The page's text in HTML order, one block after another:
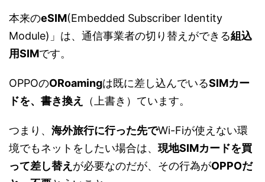
本来のeSIM(Embedded Subscriber Identity
Module)」は、通信事業者の切り替えができる組込
用SIMです。
OPPOのORoamingは既に差し込んでいるSIMカー
ドを、書き換え
（上書き）ています。
つまり、 海外旅行に行った先でWi-Fiが使えない環
境でもネットをしたい場合は、 現地SIMカードを買
って差し替え が必要なのだが、その行為がOPPOだ